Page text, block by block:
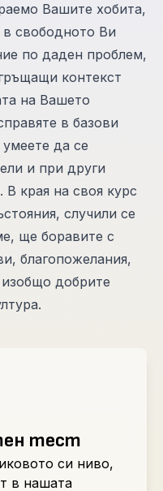
Вашите хобита,
в свободното Ви
по даден проблем,
контекст
на Вашето
в базови
да се
и при други
В края на своя курс
случили се
ще боравите с
благопожелания,
добрите
тест
си ниво,
в нашата